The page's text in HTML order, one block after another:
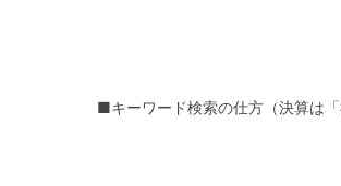
■キーワード検索の仕方（決算は